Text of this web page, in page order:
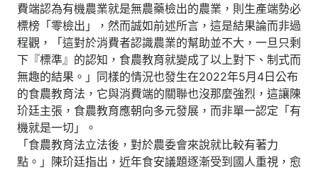
費端認為有機農業就是無農藥檢出的農業，則生產端勢必
標榜「零檢出」，然而誠如前述所言，這是結果論而非過
程觀，「這對於消費者認識農業的幫助並不大，一旦只剩
下『標準』的認知，食農教育就變成了以上對下、制式而
無趣的結果。」同樣的情況也發生在2022年5月4日公布
的食農教育法，它與消費端的關聯也沒那麼強烈，這讓陳
玠廷主張，食農教育應朝向多元發展，而非單一認定「有
機就是一切」。
「食農教育法立法後，對於農委會來說就比較有著力
點。」陳玠廷指出，近年食安議題逐漸受到國人重視，愈